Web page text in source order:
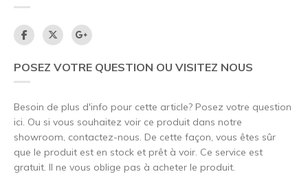
POSEZ VOTRE QUESTION OU VISITEZ NOUS
Besoin de plus d'info pour cette article? Posez votre question
ici. Ou si vous souhaitez voir ce produit dans notre
showroom, contactez-nous. De cette façon, vous êtes sûr
que le produit est en stock et prêt à voir. Ce service est
gratuit. Il ne vous oblige pas à acheter le produit.